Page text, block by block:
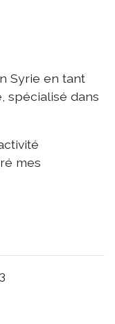
Syrie en tant
spécialisé dans
mes